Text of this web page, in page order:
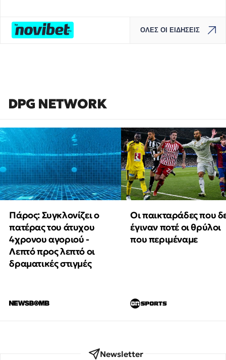
ΟΛΕΣ ΟΙ ΕΙΔΗΣΕΙΣ
DPG NETWORK
Πάρος: Συγκλονίζει ο
πατέρας του άτυχου
4χρονου αγοριού -
Λεπτό προς λεπτό οι
δραματικές στιγμές
Οι παικταράδες που
έγιναν ποτέ οι θρύλοι
που περιμέναμε
Newsletter